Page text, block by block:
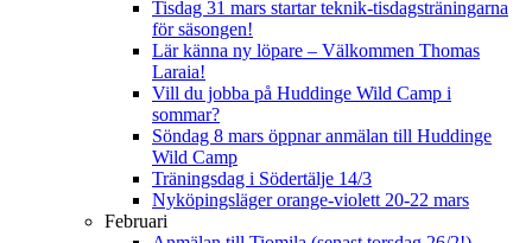
Tisdag 31 mars startar teknik-tisdagsträningarna
för säsongen!
Lär känna ny löpare – Välkommen Thomas
Laraia!
Vill du jobba på Huddinge Wild Camp i
sommar?
Söndag 8 mars öppnar anmälan till Huddinge
Wild Camp
Träningsdag i Södertälje 14/3
Nyköpingsläger orange-violett 20-22 mars
Februari